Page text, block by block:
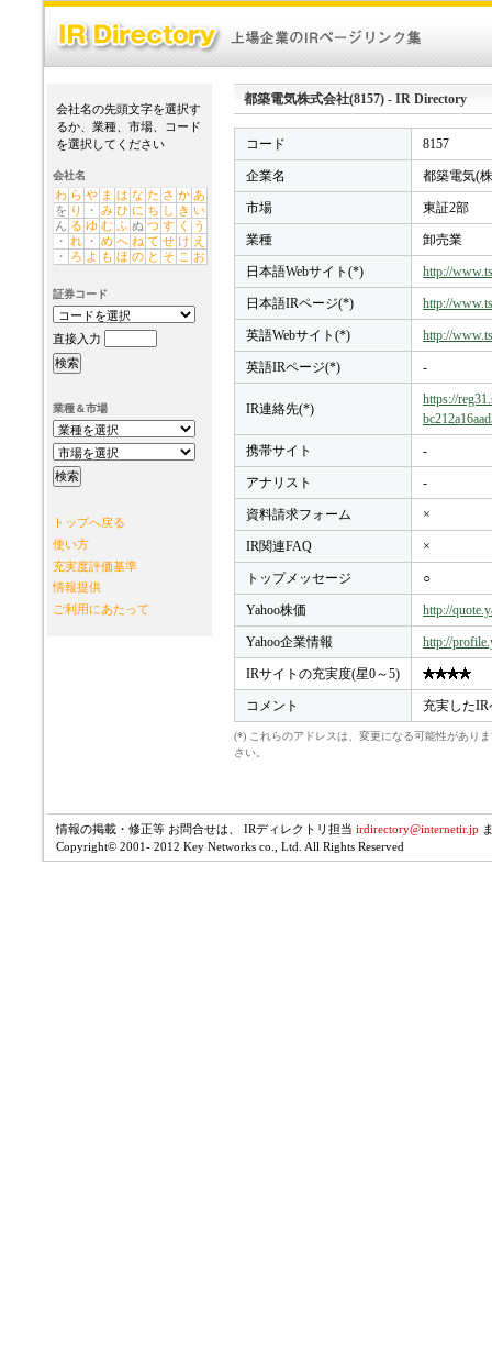
会社名の先頭文字を選択す
るか、業種、市場、コード
を選択してください
会社名
わ ら や ま は な た さ か あ
を り ・ み ひ に ち し き い
ん る ゆ む ふ ぬ つ す く
う
・ れ ・ め へ ね て せ け え
・
ろ よ も ほ の と そ こ お
証券コード
直接入力
業種＆市場
トップへ戻る
使い方
充実度評価基準
情報提供
ご利用にあたって
都築電気株式会社(8157) - IR Directory
コード 8157
企業名 都築電気(
市場 東証2部
業種 卸売業
日本語Webサイト(*) http://
日本語IRページ(*) http://
英語Webサイト(*) http://
英語IRページ(*) -
IR連絡先(*)
https://
携帯サイト -
アナリスト -
資料請求フォーム ×
IR関連FAQ ×
トップメッセージ ○
Yahoo株価 http://
Yahoo企業情報 http://
IRサイトの充実度(星0～5)
コメント 充実した
(*) これらのアドレスは、変更になる可能性があり
さい。
情報の掲載・修正等 お問合せは、 IRディレクトリ担当 irdirectory@internetir.jp
Copyright© 2001- 2012 Key Networks co., Ltd. All Rights Reserved